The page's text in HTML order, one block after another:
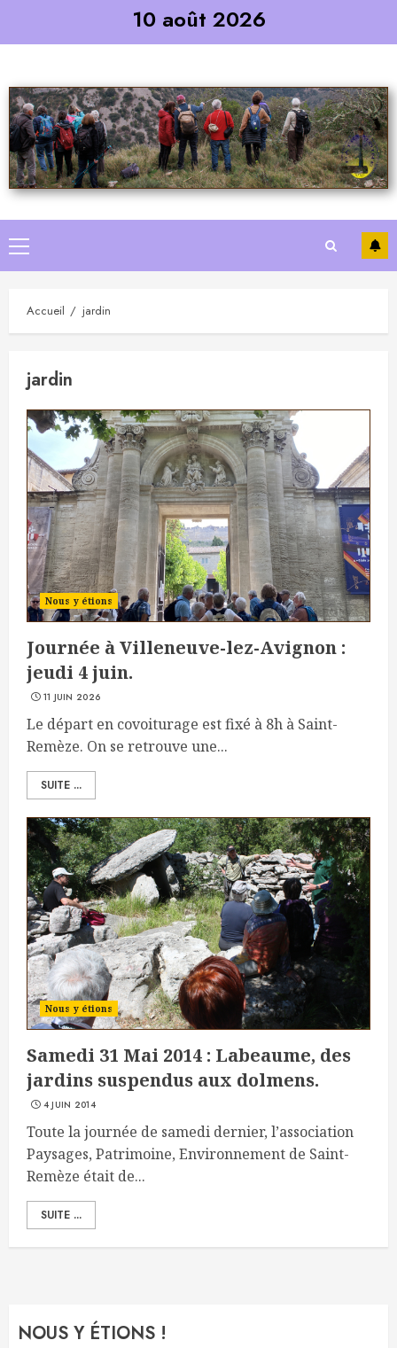
10 août 2026
Primary
Menu
Accueil jardin
jardin
Nous y étions
Journée à Villeneuve-lez-Avignon :
jeudi 4 juin.
11 JUIN 2026
Le départ en covoiturage est fixé à 8h à Saint-
Remèze. On se retrouve une...
SUITE ...
Nous y étions
Samedi 31 Mai 2014 : Labeaume, des
jardins suspendus aux dolmens.
4 JUIN 2014
Toute la journée de samedi dernier, l’association
Paysages, Patrimoine, Environnement de Saint-
Remèze était de...
SUITE ...
NOUS Y ÉTIONS !